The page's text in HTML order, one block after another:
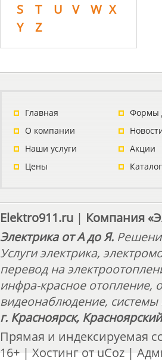
S
T U V W X
Y
Z
Главная
О компании
Наши услуги
Цены
Формы
Акции
Elektro911.ru | Компания
Электрика от А до Я.
Услуги электрика,
перевод на
инфра-красное отопление,
видеонаблюдение, системы
г. Красноярск,
Прямая и индексируемая
16+ | Хостинг от uCoz |